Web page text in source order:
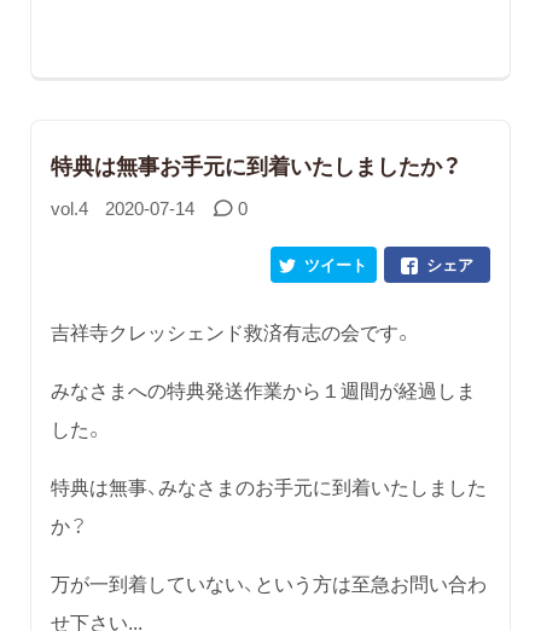
特典は無事お手元に到着いたしましたか？
vol.4 2020-07-14 0
シェア
ツイート
吉祥寺クレッシェンド救済有志の会です。
みなさまへの特典発送作業から１週間が経過しま
した。
特典は無事、みなさまのお手元に到着いたしました
か？
万が一到着していない、という方は至急お問い合わ
せ下さい...